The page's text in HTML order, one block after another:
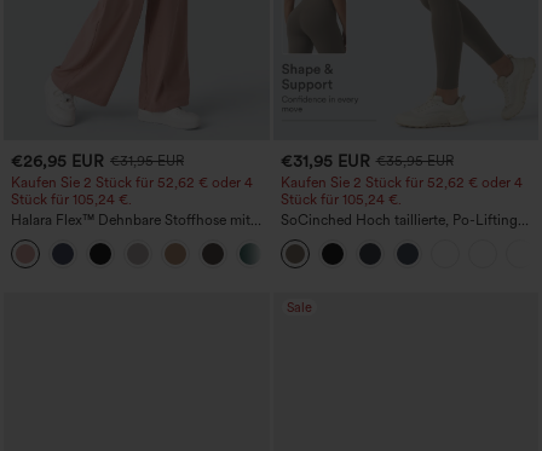
€26,95 EUR €31,95 EUR
Kaufen Sie 2 Stück für 52,62 € oder 4
Stück für 105,24 €.
Halara Flex™ Dehnbare Stoffhose mit
hohem Bund, Waffelmuster,
Seitentaschen und weitem Bein
+21
€31,95 EUR €35,95 EUR
Kaufen Sie 2 Stück für 52,62 € oder 4
Stück für 105,24 €.
SoCinched Hoch taillierte, Po-Lifting
7/8-Trainingsleggings mit
Bauchkontrolle und Seitentaschen
Sale